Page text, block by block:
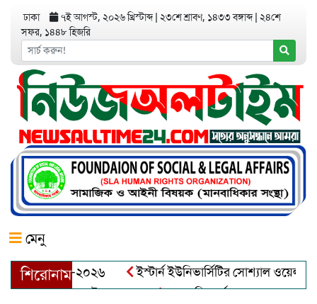
ঢাকা ৭ই আগস্ট, ২০২৬ খ্রিস্টাব্দ ২৩শে শ্রাবণ, ১৪৩৩ বঙ্গাব্দ ২৪শে
সফর, ১৪৪৮ হিজরি
মেনু
শিরোনাম
অ্যাওয়ার্ড–২০২৬
ইস্টার্ন ইউনিভার্সিটির সোশ্যাল ওয়েলফেয়ার
খালেক এর ইন্তেকাল
আত্মশুদ্ধি অর্জন ও অশুভকে বর্জন করে